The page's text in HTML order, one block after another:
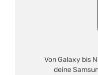
Von Galaxy bis
deine